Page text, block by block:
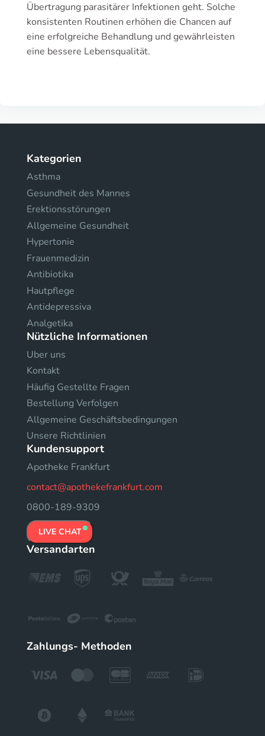
Übertragung parasitärer Infektionen geht. Solche
konsistenten Routinen erhöhen die Chancen auf
eine erfolgreiche Behandlung und gewährleisten
eine bessere Lebensqualität.
Kategorien
Asthma
Gesundheit des Mannes
Erektionsstörungen
Allgemeine Gesundheit
Hypertonie
Frauenmedizin
Antibiotika
Hautpflege
Antidepressiva
Analgetika
Nützliche Informationen
Uber uns
Kontakt
Häufig Gestellte Fragen
Bestellung Verfolgen
Allgemeine Geschäftsbedingungen
Unsere Richtlinien
Kundensupport
Apotheke Frankfurt
contact@apothekefrankfurt.com
0800-189-9309
LIVE CHAT
Versandarten
Zahlungs- Methoden